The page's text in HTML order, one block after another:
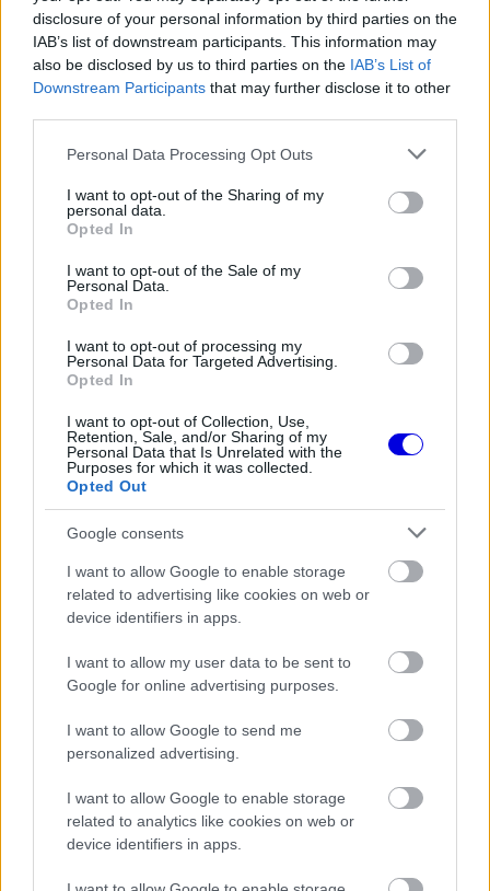
disclosure of your personal information by third parties on the
IAB’s list of downstream participants. This information may
also be disclosed by us to third parties on the IAB’s List of
Downstream Participants that may further disclose it to other
Please note that this website/app uses one or more Google
not limited to your visit or usage behaviour. You may click to
grant or deny consent to Google and its third-party tags to
use your data for below specified purposes in below Google
consent section.
Personal Data Processing Opt Outs
I want to opt-out of the Sharing of my
personal data.
Opted In
I want to opt-out of the Sale of my
Personal Data.
Opted In
I want to opt-out of processing my
Personal Data for Targeted Advertising.
Opted In
I want to opt-out of Collection, Use,
Retention, Sale, and/or Sharing of my
Personal Data that Is Unrelated with the
Purposes for which it was collected.
Opted Out
Google consents
I want to allow Google to enable storage
related to advertising like cookies on web or
device identifiers in apps.
I want to allow my user data to be sent to
Google for online advertising purposes.
I want to allow Google to send me
personalized advertising.
I want to allow Google to enable storage
related to analytics like cookies on web or
device identifiers in apps.
Erről beszélt a csapatfőnök Mattia Binotto és
maga Sainz is, akinek a jelenlegi kontraktusa
Insider.com
pedig nemrég arról írt, hogy egy
Player
is
This
modal
window.
The media could not be loaded, either because
the server or network failed or because the format
Ugyanis a német portál szerint Sainz újabb 2 évre
szeretne aláírni, hogy közép távra bebiztosítsa a
jövőjét a maranellóiaknál, míg aFerrari
végéig lenne érvényes, opcióval a 2024-re való
FORMA-1
Hamilton a Ferrarinál